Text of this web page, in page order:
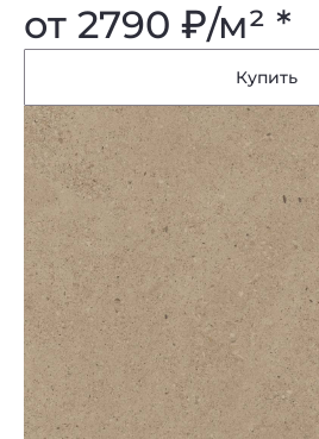
от 2790 ₽/м² *
Купить